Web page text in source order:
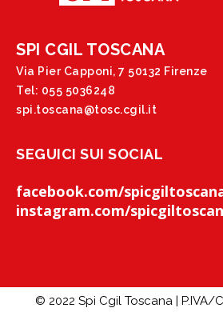
SPI CGIL TOSCANA
Via Pier Capponi, 7 50132 Firenze
Tel: 055 5036248
spi.toscana@tosc.cgil.it
SEGUICI SUI SOCIAL
facebook.com/
instagram.com/
© 2022 Spi Cgil Toscana | P.IVA/